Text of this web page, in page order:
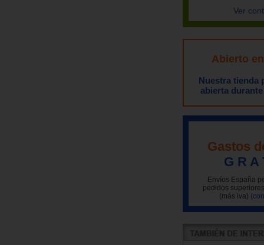
Ver
Abierto
Nuestra tienda
abierta
Gastos
G R A
Envíos España
pedidos
(más iva)